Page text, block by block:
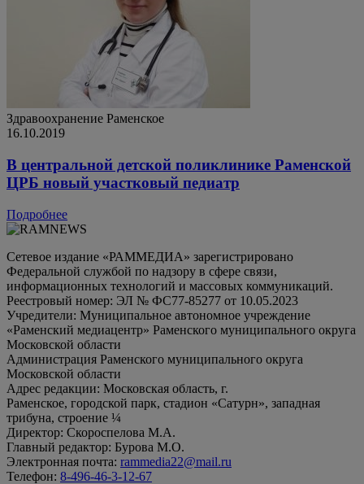
Здравоохранение Раменское
16.10.2019
В центральной детской поликлинике Раменской
ЦРБ новый участковый педиатр
Подробнее
Сетевое издание «РАММЕДИА» зарегистрировано
Федеральной службой по надзору в сфере связи,
информационных технологий и массовых коммуникаций.
Реестровый номер: ЭЛ № ФС77-85277 от 10.05.2023
Учредители: Муниципальное автономное учреждение
«Раменский медиацентр» Раменского муниципального округа
Московской области
Администрация Раменского муниципального округа
Московской области
Адрес редакции: Московская область, г.
Раменское, городской парк, стадион «Сатурн», западная
трибуна, строение ¼
Директор: Скороспелова М.А.
Главный редактор: Бурова М.О.
Электронная почта: rammedia22@mail.ru
Телефон: 8-496-46-3-12-67